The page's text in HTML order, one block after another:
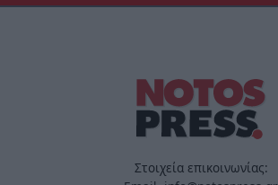
Στοιχεία επικοινωνίας: